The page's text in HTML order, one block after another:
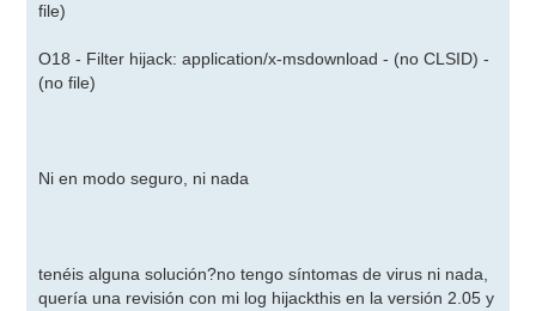
file)
O18 - Filter hijack: application/x-msdownload - (no CLSID) -
(no file)
Ni en modo seguro, ni nada
tenéis alguna solución?no tengo síntomas de virus ni nada,
quería una revisión con mi log hijackthis en la versión 2.05 y